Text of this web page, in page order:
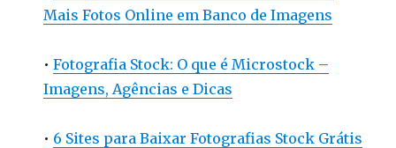
Mais Fotos Online em Banco de Imagens
•Fotografia Stock: O que é Microstock –
Imagens, Agências e Dicas
• 6 Sites para Baixar Fotografias Stock Grátis